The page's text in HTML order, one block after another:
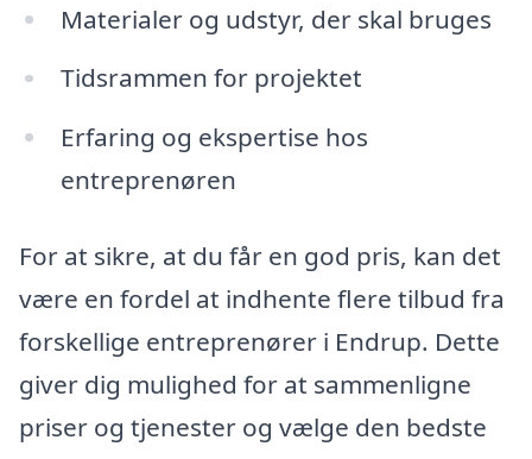
Materialer og udstyr, der skal bruges
Tidsrammen for projektet
Erfaring og ekspertise hos
entreprenøren
For at sikre, at du får en god pris, kan det
være en fordel at indhente flere tilbud fra
forskellige entreprenører i Endrup. Dette
giver dig mulighed for at sammenligne
priser og tjenester og vælge den bedste